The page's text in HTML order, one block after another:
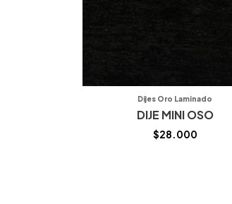
Dijes Oro Laminado
DIJE MINI OSO
$28.000